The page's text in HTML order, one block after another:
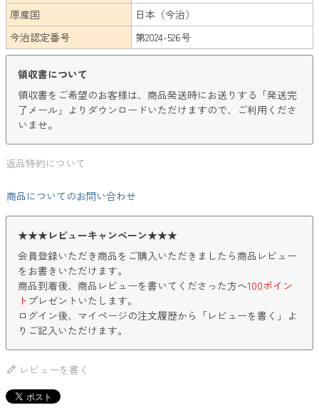
原産国
日本（今治）
今治認定番号
第2024-526号
領収書について
領収書をご希望のお客様は、商品発送時にお送りする「発送完
了メール」よりダウンロードいただけますので、ご利用くださ
いませ。
返品特約について
商品についてのお問い合わせ
★★★レビューキャンペーン★★★
会員登録いただき商品をご購入いただきましたら商品レビュー
をお書きいただけます。
商品到着後、商品レビューを書いてくださった方へ100ポイン
ト プレゼントいたします。
ログイン後、マイページの注文履歴から「レビューを書く」よ
りご記入いただけます。
レビューを書く